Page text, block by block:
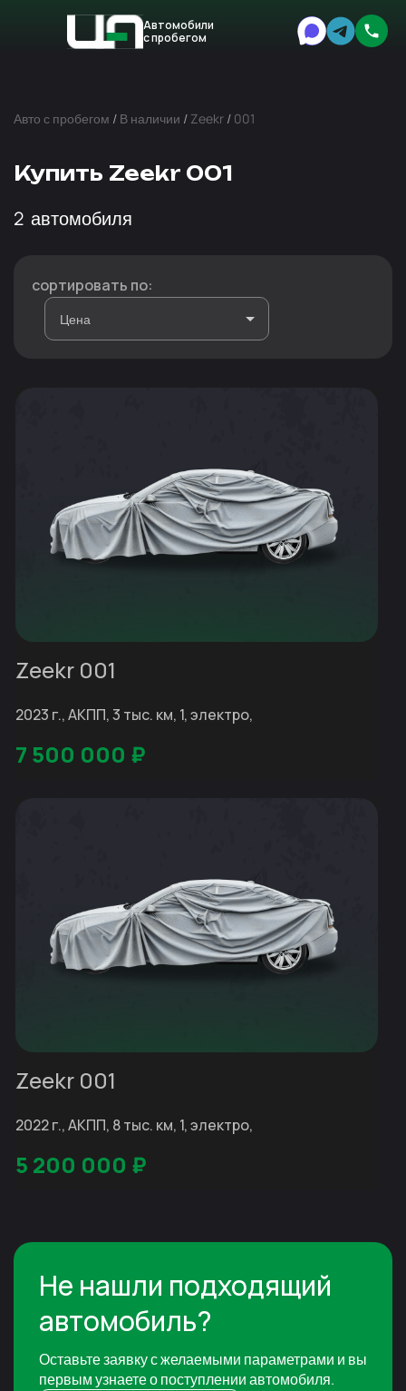
Автомобили
с пробегом
Авто с пробегом / В наличии / Zeekr / 001
Купить Zeekr 001
2 автомобиля
сортировать по:
Zeekr 001
2023 г., АКПП, 3 тыс. км, 1, электро,
7 500 000 ₽
Zeekr 001
2022 г., АКПП, 8 тыс. км, 1, электро,
5 200 000 ₽
Не нашли подходящий
автомобиль?
Оставьте заявку с желаемыми параметрами и вы
первым узнаете о поступлении автомобиля.